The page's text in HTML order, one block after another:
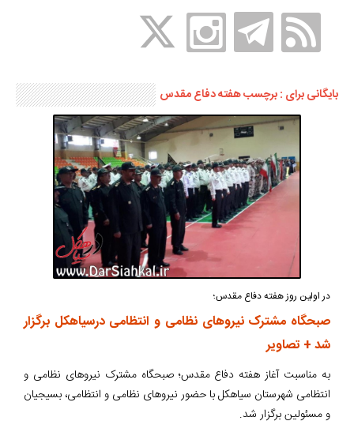
بایگانی برای : برچسب هفته دفاع مقدس
در اولین روز هفته دفاع مقدس؛
صبحگاه مشترک نیروهای نظامی و انتظامی درسیاهکل برگزار
شد + تصاویر
به مناسبت آغاز هفته دفاع مقدس؛ صبحگاه مشترک نیروهای نظامی و
انتظامی شهرستان سیاهکل با حضور نیروهای نظامی و انتظامی، بسیجیان
و مسئولین برگزار شد.